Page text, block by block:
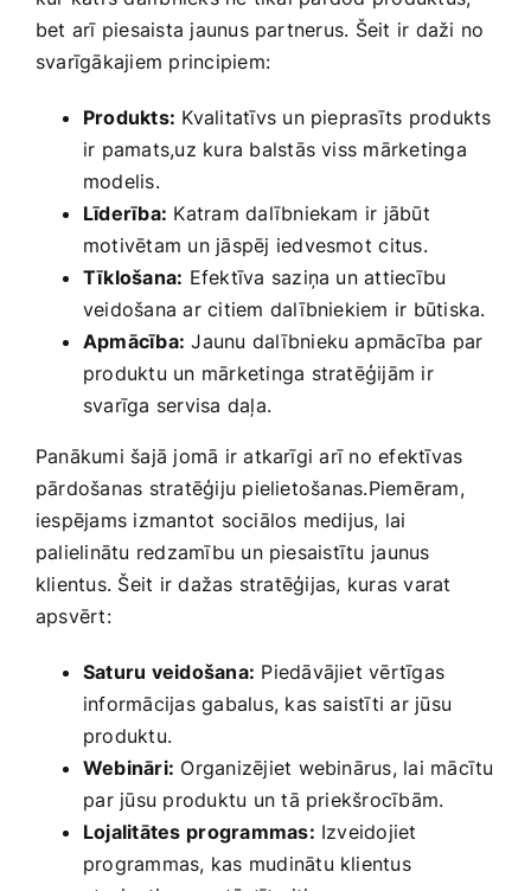
bet arī piesaista jaunus partnerus. Šeit ir daži no
svarīgākajiem principiem:
Produkts: Kvalitatīvs un pieprasīts produkts
ir pamats,uz kura balstās viss mārketinga
modelis.
Līderība: Katram dalībniekam ir jābūt
motivētam un ‍jāspēj iedvesmot ⁣citus.
Tīklošana: Efektīva saziņa un attiecību
veidošana ar citiem dalībniekiem​ ir būtiska.
Apmācība: Jaunu dalībnieku apmācība par
produktu un mārketinga stratēģijām ir
svarīga servisa daļa.
Panākumi šajā jomā ir atkarīgi arī no efektīvas
pārdošanas stratēģiju pielietošanas.Piemēram,
iespējams izmantot sociālos medijus, lai
palielinātu‍ redzamību un piesaistītu⁢ jaunus
klientus.‌ Šeit ir dažas stratēģijas, kuras varat
apsvērt:
Saturu veidošana: Piedāvājiet vērtīgas
informācijas gabalus, kas saistīti ar jūsu
produktu.
Webināri: Organizējiet webinārus, lai mācītu
⁤par jūsu‍ produktu un tā​ priekšrocībām.
Lojalitātes ⁣programmas: Izveidojiet
programmas, kas mudinātu klientus